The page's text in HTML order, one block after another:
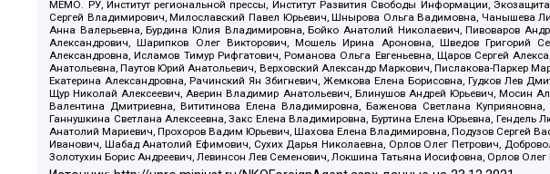
МЕМО. РУ, Институт региональной прессы, Институт Развития Свободы Информации,
Сергей Владимирович, Милославский Павел Юрьевич, Шнырова Ольга Вадимовна, Чанышева
Анна Валерьевна, Бурдина Юлия Владимировна, Бойко Анатолий Николаевич, Пивоваров
Александрович, Шарипков Олег Викторович, Мошель Ирина Ароновна, Шведов Григорий
Александровна, Исламов Тимур Рифгатович, Романова Ольга Евгеньевна, Щаров Сергей
Анатольевна, Паутов Юрий Анатольевич, Верховский Александр Маркович, Пислакова-Паркер
Екатерина Александровна, Рачинский Ян Збигневич, Жемкова Елена Борисовна, Гудков Лев
Щур Николай Алексеевич, Аверин Владимир Анатольевич, Блинушов Андрей Юрьевич, Мосин
Валентина Дмитриевна, Вититинова Елена Владимировна, Баженова Светлана
Ганнушкина Светлана Алексеевна, Закс Елена Владимировна, Буртина Елена Юрьевна,
Анатолий Мариевич, Прохоров Вадим Юрьевич, Шахова Елена Владимировна, Подузов Сергей
Иванович, Шабад Анатолий Ефимович, Сухих Дарья Николаевна, Орлов Олег Петрович,
Золотухин Борис Андреевич, Левинсон Лев Семенович, Локшина Татьяна Иосифовна, Орлов